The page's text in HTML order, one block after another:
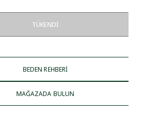
TÜKENDI
BEDEN REHBERİ
MAĞAZADA BULUN